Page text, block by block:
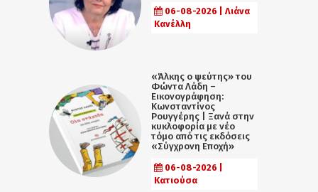
06-08-2026 | Λιάνα
Κανέλλη
«Άλκης ο ψεύτης» του
Φώντα Λάδη –
Εικονογράφηση:
Κωνσταντίνος
Ρουγγέρης | Ξανά στην
κυκλοφορία με νέο
τόμο από τις εκδόσεις
«Σύγχρονη Εποχή»
06-08-2026 |
Κατιούσα